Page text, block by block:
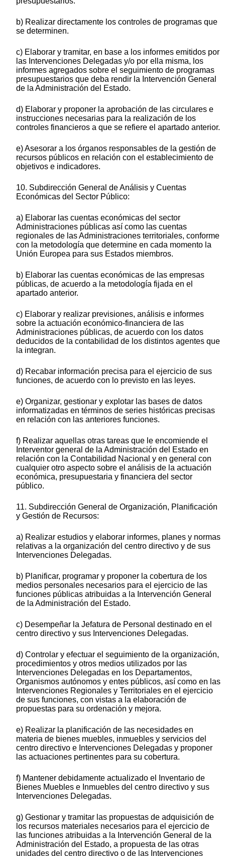
b) Realizar directamente los controles de programas que
se determinen.
c) Elaborar y tramitar, en base a los informes emitidos por
las Intervenciones Delegadas y/o por ella misma, los
informes agregados sobre el seguimiento de programas
presupuestarios que deba rendir la Intervención General
de la Administración del Estado.
d) Elaborar y proponer la aprobación de las circulares e
instrucciones necesarias para la realización de los
controles financieros a que se refiere el apartado anterior.
e) Asesorar a los órganos responsables de la gestión de
recursos públicos en relación con el establecimiento de
objetivos e indicadores.
10. Subdirección General de Análisis y Cuentas
Económicas del Sector Público:
a) Elaborar las cuentas económicas del sector
Administraciones públicas así como las cuentas
regionales de las Administraciones territoriales, conforme
con la metodología que determine en cada momento la
Unión Europea para sus Estados miembros.
b) Elaborar las cuentas económicas de las empresas
públicas, de acuerdo a la metodología fijada en el
apartado anterior.
c) Elaborar y realizar previsiones, análisis e informes
sobre la actuación económico-financiera de las
Administraciones públicas, de acuerdo con los datos
deducidos de la contabilidad de los distintos agentes que
la integran.
d) Recabar información precisa para el ejercicio de sus
funciones, de acuerdo con lo previsto en las leyes.
e) Organizar, gestionar y explotar las bases de datos
informatizadas en términos de series históricas precisas
en relación con las anteriores funciones.
f) Realizar aquellas otras tareas que le encomiende el
Interventor general de la Administración del Estado en
relación con la Contabilidad Nacional y en general con
cualquier otro aspecto sobre el análisis de la actuación
económica, presupuestaria y financiera del sector
público.
11. Subdirección General de Organización, Planificación
y Gestión de Recursos:
a) Realizar estudios y elaborar informes, planes y normas
relativas a la organización del centro directivo y de sus
Intervenciones Delegadas.
b) Planificar, programar y proponer la cobertura de los
medios personales necesarios para el ejercicio de las
funciones públicas atribuidas a la Intervención General
de la Administración del Estado.
c) Desempeñar la Jefatura de Personal destinado en el
centro directivo y sus Intervenciones Delegadas.
d) Controlar y efectuar el seguimiento de la organización,
procedimientos y otros medios utilizados por las
Intervenciones Delegadas en los Departamentos,
Organismos autónomos y entes públicos, así como en las
Intervenciones Regionales y Territoriales en el ejercicio
de sus funciones, con vistas a la elaboración de
propuestas para su ordenación y mejora.
e) Realizar la planificación de las necesidades en
materia de bienes muebles, inmuebles y servicios del
centro directivo e Intervenciones Delegadas y proponer
las actuaciones pertinentes para su cobertura.
f) Mantener debidamente actualizado el Inventario de
Bienes Muebles e Inmuebles del centro directivo y sus
Intervenciones Delegadas.
g) Gestionar y tramitar las propuestas de adquisición de
los recursos materiales necesarios para el ejercicio de
las funciones atribuidas a la Intervención General de la
Administración del Estado, a propuesta de las otras
unidades del centro directivo o de las Intervenciones